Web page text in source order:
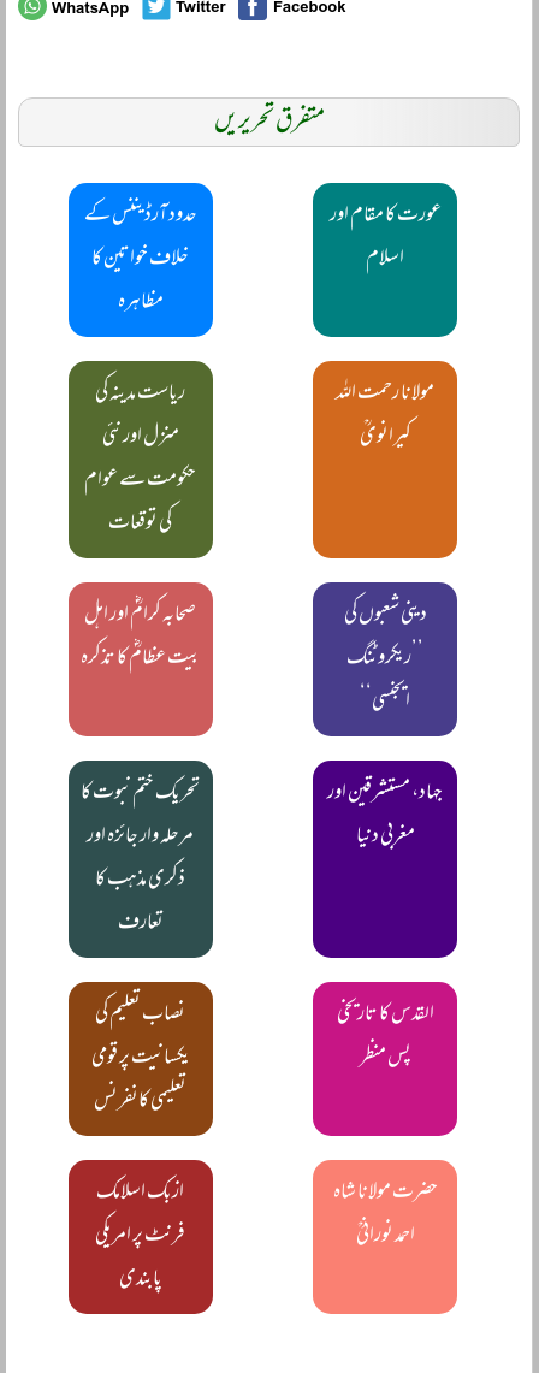
متفرق تحریریں
عورت کا مقام اور
اسلام
حدود آرڈیننس کے
خلاف خواتین کا
مظاہرہ
مولانا رحمت اللہ
کیرانویؒ
ریاست مدینہ کی
منزل اور نئی
حکومت سے عوام
کی توقعات
دینی شعبوں کی
’’ریکروٹنگ
ایجنسی‘‘
صحابہ کرامؓ اور اہل
بیت عظامؓ کا تذکرہ
جہاد، مستشرقین اور
مغربی دنیا
تحریک ختم نبوت کا
مرحلہ وار جائزہ اور
ذکری مذہب کا
تعارف
القدس کا تاریخی
پس منظر
نصاب تعلیم کی
یکسانیت پر قومی
تعلیمی کانفرنس
حضرت مولانا شاہ
احمد نورانیؒ
ازبک اسلامک
فرنٹ پر امریکی
پابندی